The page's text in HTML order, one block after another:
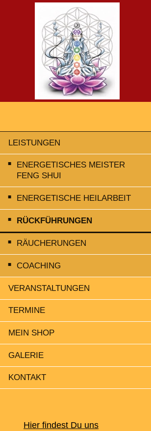
LEISTUNGEN
ENERGETISCHES MEISTER
FENG SHUI
ENERGETISCHE HEILARBEIT
RÜCKFÜHRUNGEN
RÄUCHERUNGEN
COACHING
VERANSTALTUNGEN
TERMINE
MEIN SHOP
GALERIE
KONTAKT
Hier findest Du uns